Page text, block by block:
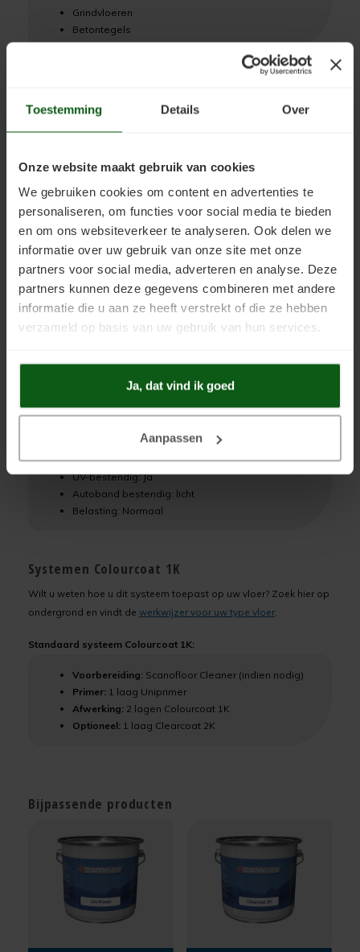
Toestemming Details Over
Onze website maakt gebruik van cookies
We gebruiken cookies om content en advertenties te
personaliseren, om functies voor social media te bieden
en om ons websiteverkeer te analyseren. Ook delen we
informatie over uw gebruik van onze site met onze
partners voor social media, adverteren en analyse. Deze
partners kunnen deze gegevens combineren met andere
informatie die u aan ze heeft verstrekt of die ze hebben
verzameld op basis van uw gebruik van hun services.
Ja, dat vind ik goed
Aanpassen
Grindvloeren
Betontegels
Woonkamers
Keukens
Showrooms
Magazijnen
Winkels
Toepassingseigenschappen:
Buiten toepasbaar: Ja
Vloerverwarming: Ja
Dampdoorlatend: Ja
Chemisch resistent: Normaal
UV-bestendig: Ja
Autoband bestendig: licht
Belasting: Normaal
Systemen Colourcoat 1K
Wilt u weten hoe u dit systeem toepast op uw vloer? Zoek hier op
ondergrond en vindt de werkwijzer voor uw type vloer.
Standaard systeem Colourcoat 1K:
Voorbereiding: Scanofloor Cleaner (indien nodig)
Primer: 1 laag Uniprimer
Afwerking: 2 lagen Colourcoat 1K
Optioneel: 1 laag Clearcoat 2K
Bijpassende producten